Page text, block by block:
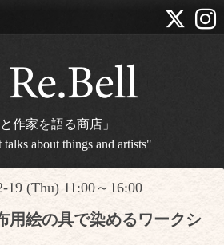
と作家を語る商店」
talks about things and artists"
19 (Thu) 11:00～16:00
用絵の具で染めるワークシ